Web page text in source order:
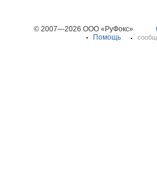
© 2007—2026 ООО «РуФокс»
Помощь